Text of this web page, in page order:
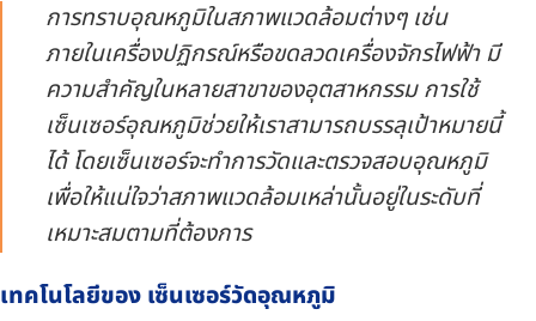
การทราบอุณหภูมิในสภาพแวดล้อมต่างๆ เช่น
ภายในเครื่องปฏิกรณ์หรือขดลวดเครื่องจักรไฟฟ้า มี
ความสำคัญในหลายสาขาของอุตสาหกรรม การใช้
เซ็นเซอร์อุณหภูมิช่วยให้เราสามารถบรรลุเป้าหมายนี้
ได้ โดยเซ็นเซอร์จะทำการวัดและตรวจสอบอุณหภูมิ
เพื่อให้แน่ใจว่าสภาพแวดล้อมเหล่านั้นอยู่ในระดับที่
เหมาะสมตามที่ต้องการ
เทคโนโลยีของ เซ็นเซอร์วัดอุณหภูมิ